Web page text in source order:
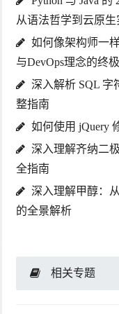
从语法哲学到云原
如何像架构师一
与DevOps理念的终
深入解析 SQL 字
整指南
如何使用 jQuery
深入理解齐纳二
全指南
深入理解甲醇：
的全景解析
相关专题